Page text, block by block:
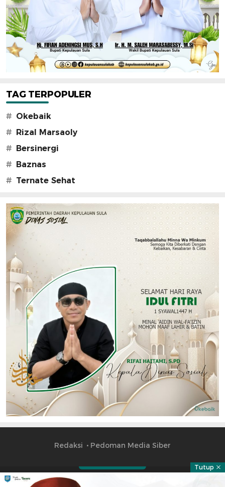
TAG TERPOPULER
# Okebaik
# Rizal Marsaoly
# Bersinergi
# Baznas
# Ternate Sehat
Redaksi Pedoman Media Siber
Tutup